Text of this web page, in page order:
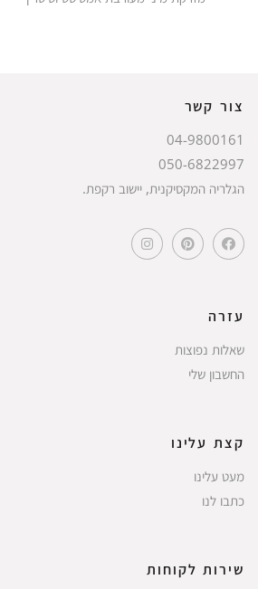
צור קשר
04-9800161
050-6822997
הגלריה המקסיקנית, יישוב רקפת.
עזרה
שאלות נפוצות
החשבון שלי
קצת עלינו
מעט עלינו
כתבו לנו
שירות לקוחות